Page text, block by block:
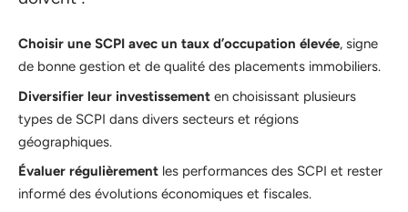
Choisir une SCPI avec un taux d’occupation élevée, signe
de bonne gestion et de qualité des placements immobiliers.
Diversifier leur investissement en choisissant plusieurs
types de SCPI dans divers secteurs et régions
géographiques.
Évaluer régulièrement les performances des SCPI et rester
informé des évolutions économiques et fiscales.